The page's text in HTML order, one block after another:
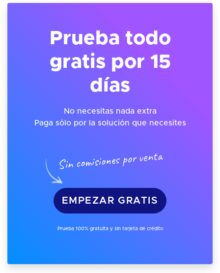
Prueba todo
gratis por 15
días
No necesitas nada extra
Paga sólo por la solución que necesites
Sin comisiones por venta
EMPEZAR GRATIS
Prueba 100% gratuita y sin tarjeta de crédito